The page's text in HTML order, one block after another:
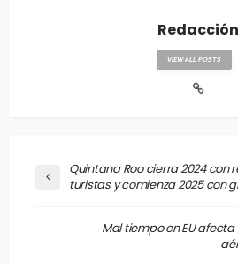
Redacción
VIEW ALL POSTS
Quintana Roo cierra 2024 con
turistas y comienza 2025 con
Mal tiempo en EU